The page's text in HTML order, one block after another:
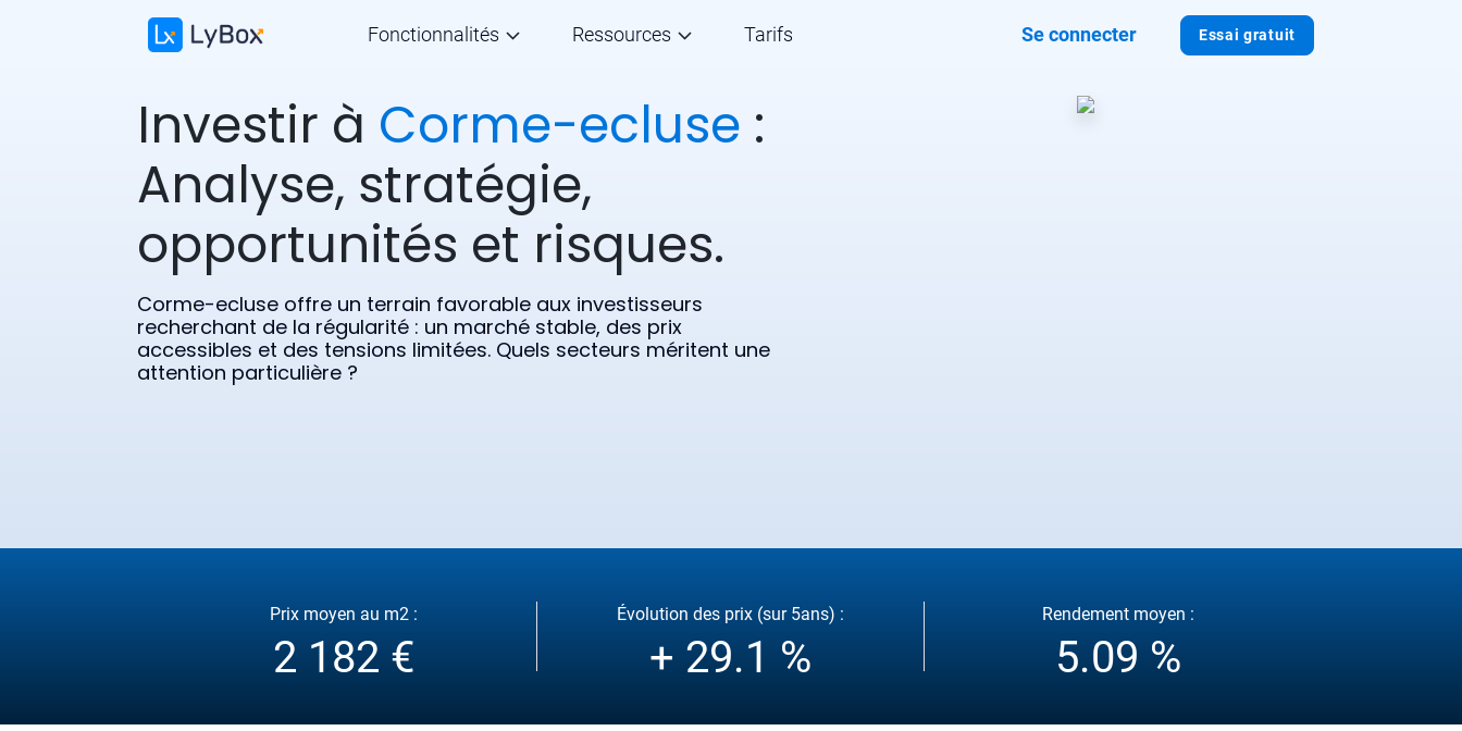
Essai gratuit
Fonctionnalités Ressources Tarifs Se connecter
Investir à Corme-ecluse :
Analyse, stratégie,
opportunités et risques.
Corme-ecluse offre un terrain favorable aux investisseurs
recherchant de la régularité : un marché stable, des prix
accessibles et des tensions limitées. Quels secteurs méritent une
attention particulière ?
Prix moyen au m2 :
2 182 €
Évolution des prix (sur 5ans) :
+ 29.1 %
Rendement moyen :
5.09 %